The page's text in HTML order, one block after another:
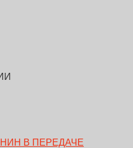
В ПЕРЕДАЧЕ